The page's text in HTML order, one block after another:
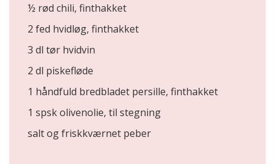
½ rød chili, finthakket
2 fed hvidløg, finthakket
3 dl tør hvidvin
2 dl piskefløde
1 håndfuld bredbladet persille, finthakket
1 spsk olivenolie, til stegning
salt og friskkværnet peber